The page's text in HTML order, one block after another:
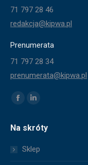
71 797 28 46
redakcja@kipwa.pl
Prenumerata
71 797 28 34
prenumerata@kipwa.pl
Znajdź nas na:
Facebook
opensopens
Na skróty
Sklep